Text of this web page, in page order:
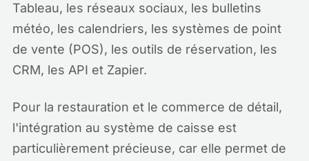
Tableau, les réseaux sociaux, les bulletins
météo, les calendriers, les systèmes de point
de vente (POS), les outils de réservation, les
CRM, les API et Zapier.
Pour la restauration et le commerce de détail,
l'intégration au système de caisse est
particulièrement précieuse, car elle permet de